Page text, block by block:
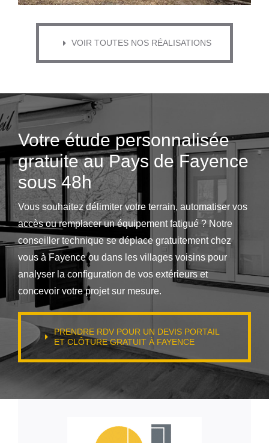
VOIR TOUTES NOS RÉALISATIONS
Votre étude personnalisée
gratuite au Pays de Fayence
sous 48h
Vous souhaitez délimiter votre terrain, automatiser vos
accès ou remplacer un équipement fatigué ? Notre
conseiller technique se déplace gratuitement chez
vous à Fayence ou dans les villages voisins pour
analyser la configuration de vos extérieurs et
concevoir votre projet sur mesure.
PRENDRE RDV POUR UN DEVIS PORTAIL
ET CLÔTURE GRATUIT À FAYENCE